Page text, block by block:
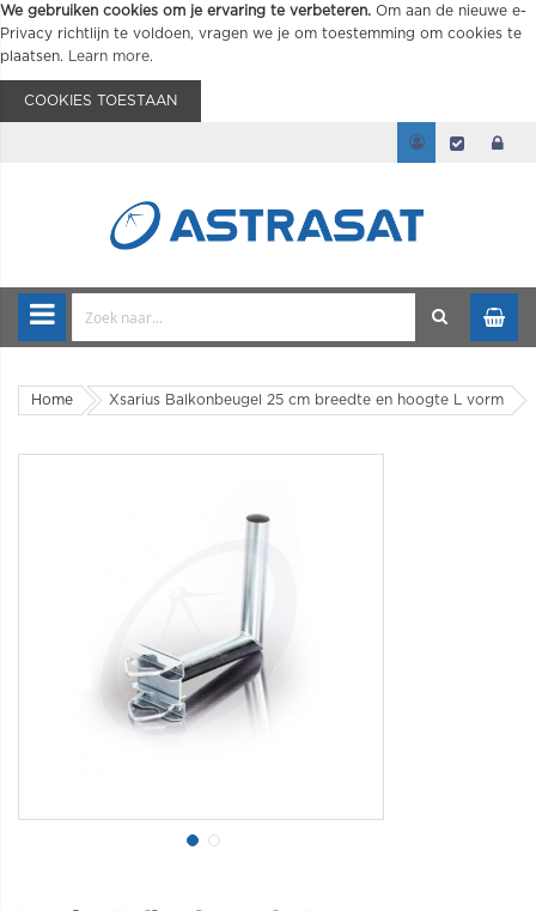
We gebruiken cookies om je ervaring te verbeteren. Om aan de nieuwe e-
Privacy richtlijn te voldoen, vragen we je om toestemming om cookies te
plaatsen.
Learn more.
COOKIES TOESTAAN
Home Xsarius Balkonbeugel 25 cm breedte en hoogte L vorm